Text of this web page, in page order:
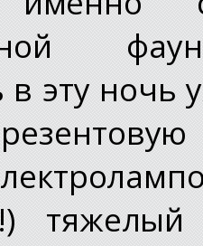
в эту
тяжелый